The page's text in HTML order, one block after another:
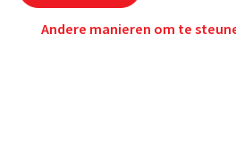
Andere manieren om te